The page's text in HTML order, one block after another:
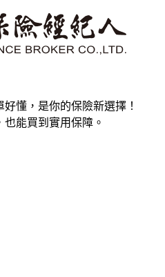
好懂，是你的保險新選擇！
能買到實用保障。